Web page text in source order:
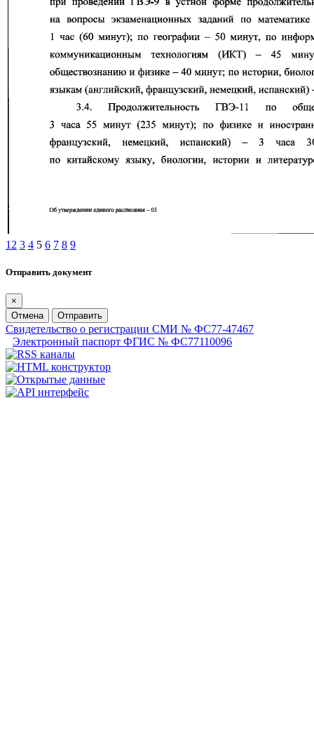
1 2 3 4 5 6 7 8 9
Отправить документ
×
Отмена
Отправить
Свидетельство о регистрации СМИ № ФС77-47467
Электронный паспорт ФГИС № ФС77110096